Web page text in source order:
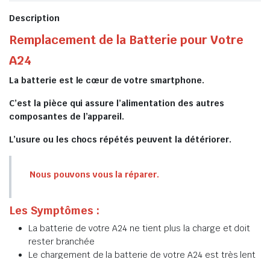
Description
Remplacement de la Batterie pour Votre
A24
La batterie est le cœur de votre smartphone.
C’est la pièce qui assure l’alimentation des autres
composantes de l’appareil.
L’usure ou les chocs répétés peuvent la détériorer.
Nous pouvons vous la réparer.
Les Symptômes :
La batterie de votre A24 ne tient plus la charge et doit
rester branchée
Le chargement de la batterie de votre A24 est très lent